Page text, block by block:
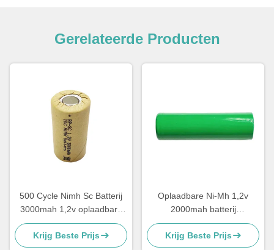
Gerelateerde Producten
500 Cycle Nimh Sc Batterij
3000mah 1,2v oplaadbare
batterij
Krijg Beste Prijs
Oplaadbare Ni-Mh 1,2v
2000mah batterij
Sneloplaadopslag Type
Krijg Beste Prijs